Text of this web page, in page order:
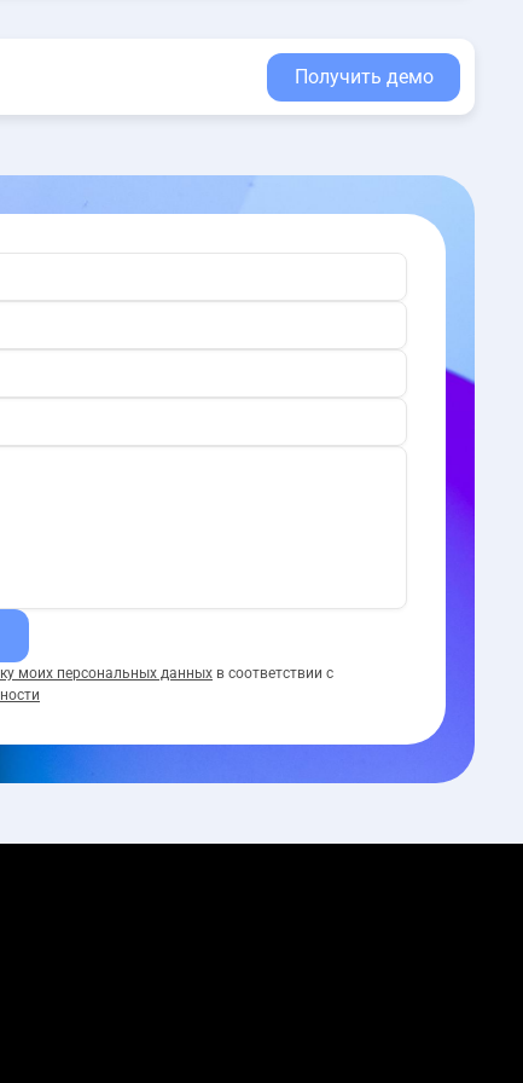
Получить демо
моих персональных данных в соответствии с